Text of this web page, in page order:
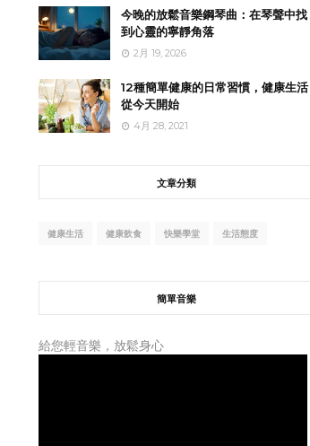
今晚的放鬆音樂鋼琴曲：在琴聲中找
到心靈的寧靜角落
2月 19, 2026
12種簡單健康的日常習慣，健康生活
從今天開始
4月 28, 2021
文章分類
健康生活 健康飲食 快樂學堂 生活態度
簡單音樂
給您輕音樂，放鬆身心